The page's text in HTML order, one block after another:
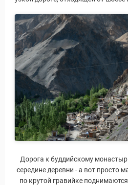
Дорога к буддийскому
середине деревни - а вот просто
по крутой гравийке